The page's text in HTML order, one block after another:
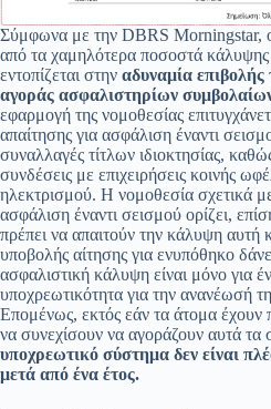
Σύμφωνα με την DBRS Morningstar,
από τα χαμηλότερα ποσοστά κάλυψης
εντοπίζεται στην αδυναμία
αγοράς ασφαλιστηρίων
εφαρμογή της νομοθεσίας
απαίτησης για ασφάλιση έναντι
συναλλαγές τίτλων ιδιοκτησίας,
συνδέσεις με επιχειρήσεις κοινής
ηλεκτρισμού. Η νομοθεσία σχετικά
ασφάλιση έναντι σεισμού ορίζει,
πρέπει να απαιτούν την κάλυψη αυτή
υποβολής αίτησης για ενυπόθηκο
ασφαλιστική κάλυψη είναι μόνο για
υποχρεωτικότητα για την ανανέωσή
Επομένως, εκτός εάν τα άτομα έχουν
να συνεχίσουν να αγοράζουν αυτά τα
υποχρεωτικό σύστημα δεν είναι
μετά από ένα έτος.